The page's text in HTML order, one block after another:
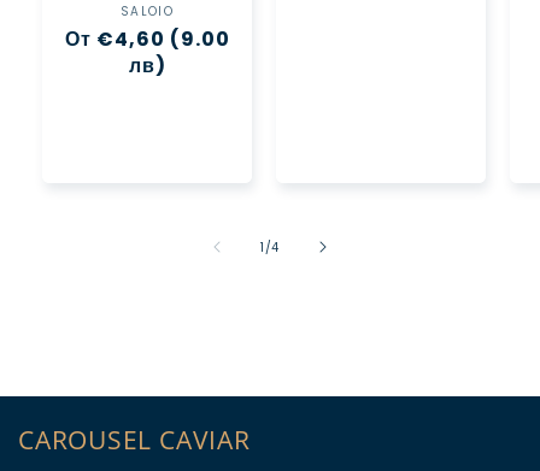
Доставчик:
SALOIO
Обичайна
От €4,60 (9.00
лв)
1 /от
4
CAROUSEL CAVIAR